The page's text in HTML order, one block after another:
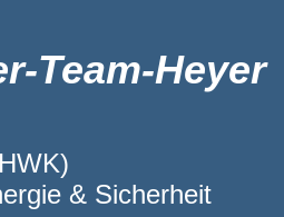
Team-Heyer
& Sicherheit